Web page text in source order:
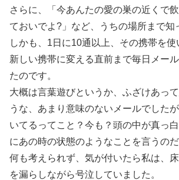
さらに、「今あんたの愛の巣の近くで
ておいでよ?」など、うちの場所まで知
しかも、1日に10通以上、その携帯を使
新しい携帯に変える直前まで毎日メー
たのです。
大概は言葉遊びというか、ふざけあっ
うな、あまり意味のないメールでした
いてるってこと？今も？頭の中が真っ
にあの時の状態のようなことを言うのだ
何も考えられず、気が付いたら私は、
を漏らしながら号泣していました。